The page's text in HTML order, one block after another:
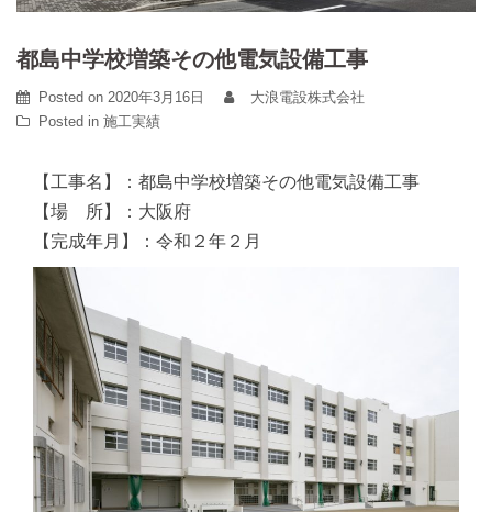
都島中学校増築その他電気設備工事
Posted on 2020年3月16日
大浪電設株式会社
Posted in 施工実績
【工事名】：都島中学校増築その他電気設備工事
【場 所】：大阪府
【完成年月】：令和２年２月